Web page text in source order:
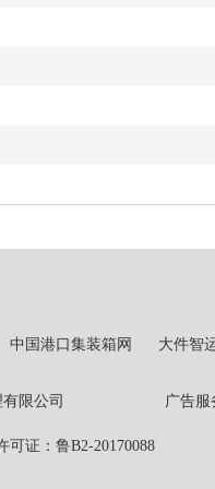
中国港口集装箱网
大件智
理有限公司 广告服务热
可证：鲁B2-20170088